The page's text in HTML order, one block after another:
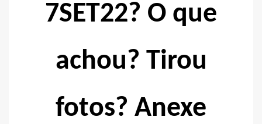
7SET22? O que
achou? Tirou
fotos? Anexe